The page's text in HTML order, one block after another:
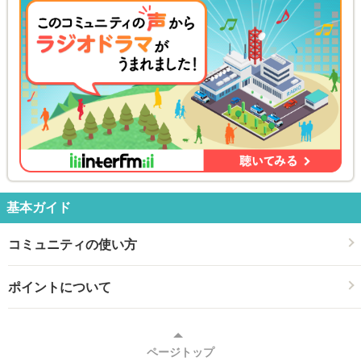
基本ガイド
コミュニティの使い方
ポイントについて
ページトップ